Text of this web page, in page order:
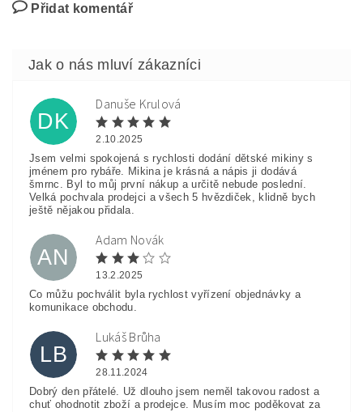
Přidat komentář
DK
Danuše Krulová
2.10.2025
Jsem velmi spokojená s rychlosti dodání dětské mikiny s
jménem pro rybáře. Mikina je krásná a nápis ji dodává
šmrnc. Byl to můj první nákup a určitě nebude poslední.
Velká pochvala prodejci a všech 5 hvězdiček, klidně bych
ještě nějakou přidala.
AN
Adam Novák
13.2.2025
Co můžu pochválit byla rychlost vyřízení objednávky a
komunikace obchodu.
LB
Lukáš Brůha
28.11.2024
Dobrý den přátelé. Už dlouho jsem neměl takovou radost a
chuť ohodnotit zboží a prodejce. Musím moc poděkovat za